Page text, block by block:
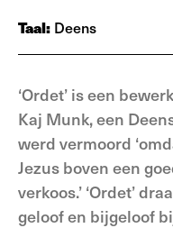
Taal: Deens
‘Ordet’ is een
Kaj Munk, een
werd vermoord
Jezus boven een
verkoos.’ ‘Ordet’
geloof en bijgeloof